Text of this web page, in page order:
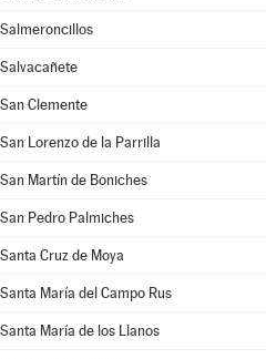
Salmeroncillos
Salvacañete
San Clemente
San Lorenzo de la Parrilla
San Martín de Boniches
San Pedro Palmiches
Santa Cruz de Moya
Santa María del Campo Rus
Santa María de los Llanos